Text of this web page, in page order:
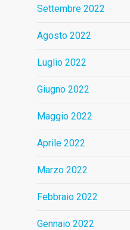
Settembre 2022
Agosto 2022
Luglio 2022
Giugno 2022
Maggio 2022
Aprile 2022
Marzo 2022
Febbraio 2022
Gennaio 2022